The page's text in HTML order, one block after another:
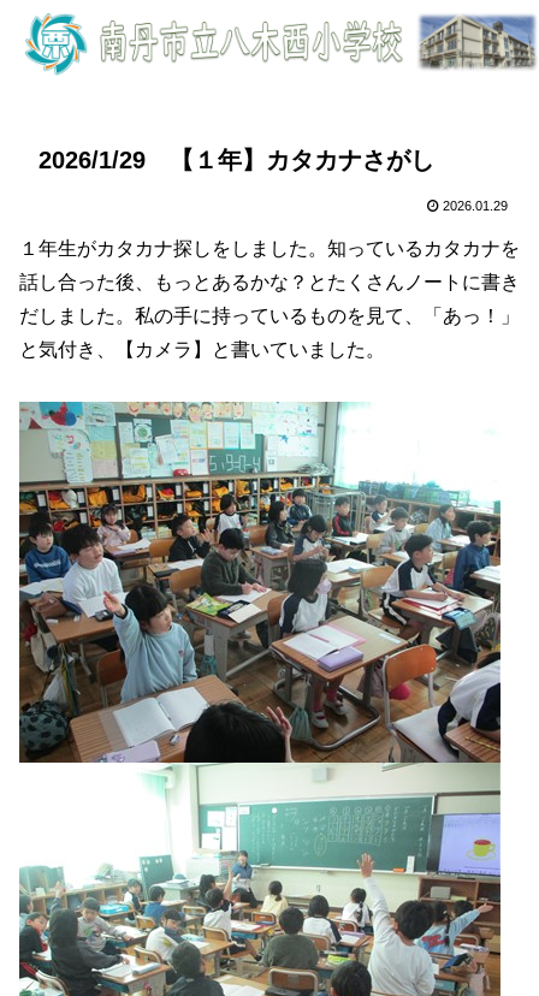
2026/1/29 【１年】カタカナさがし
2026.01.29
１年生がカタカナ探しをしました。知っているカタカナを
話し合った後、もっとあるかな？とたくさんノートに書き
だしました。私の手に持っているものを見て、「あっ！」
と気付き、【カメラ】と書いていました。